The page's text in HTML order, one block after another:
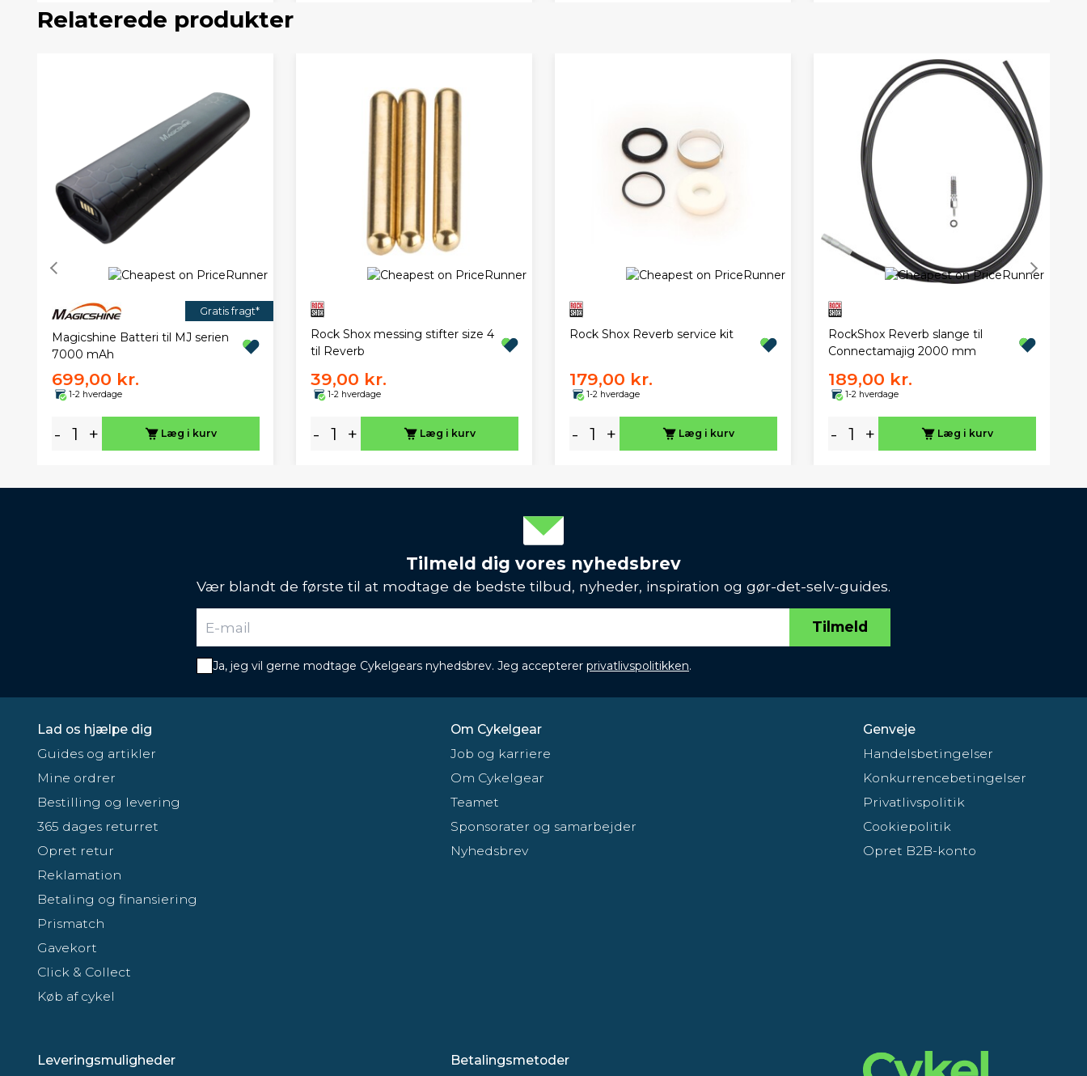
Relaterede produkter
Gratis fragt*
Magicshine Batteri til MJ serien
7000 mAh
699,00 kr.
1-2 hverdage
- + Læg i kurv
Rock Shox messing stifter size 4
til Reverb
39,00 kr.
1-2 hverdage
- + Læg i kurv
Rock Shox Reverb service kit
179,00 kr.
1-2 hverdage
- + Læg i kurv
RockShox Reverb slange til
Connectamajig 2000 mm
189,00 kr.
1-2 hverdage
- + Læg i kurv
Tilmeld dig vores nyhedsbrev
Vær blandt de første til at modtage de bedste tilbud, nyheder, inspiration og gør-det-selv-guides.
Tilmeld
Ja, jeg vil gerne modtage Cykelgears nyhedsbrev. Jeg accepterer privatlivspolitikken.
Lad os hjælpe dig
Guides og artikler
Mine ordrer
Bestilling og levering
365 dages returret
Opret retur
Reklamation
Betaling og finansiering
Prismatch
Gavekort
Click & Collect
Køb af cykel
Om Cykelgear
Job og karriere
Om Cykelgear
Teamet
Sponsorater og samarbejder
Nyhedsbrev
Genveje
Handelsbetingelser
Konkurrencebetingelser
Privatlivspolitik
Cookiepolitik
Opret B2B-konto
Leveringsmuligheder Betalingsmetoder